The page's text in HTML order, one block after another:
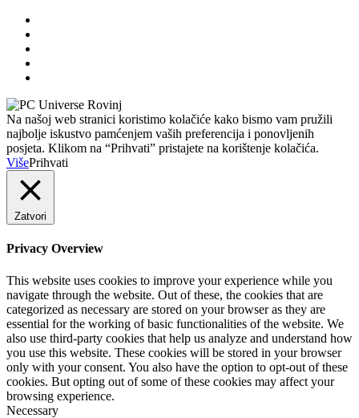
Na našoj web stranici koristimo kolačiće kako bismo vam pružili
najbolje iskustvo pamćenjem vaših preferencija i ponovljenih
posjeta. Klikom na “Prihvati” pristajete na korištenje kolačića.
VišePrihvati
Zatvori
Privacy Overview
This website uses cookies to improve your experience while you
navigate through the website. Out of these, the cookies that are
categorized as necessary are stored on your browser as they are
essential for the working of basic functionalities of the website. We
also use third-party cookies that help us analyze and understand how
you use this website. These cookies will be stored in your browser
only with your consent. You also have the option to opt-out of these
cookies. But opting out of some of these cookies may affect your
browsing experience.
Necessary